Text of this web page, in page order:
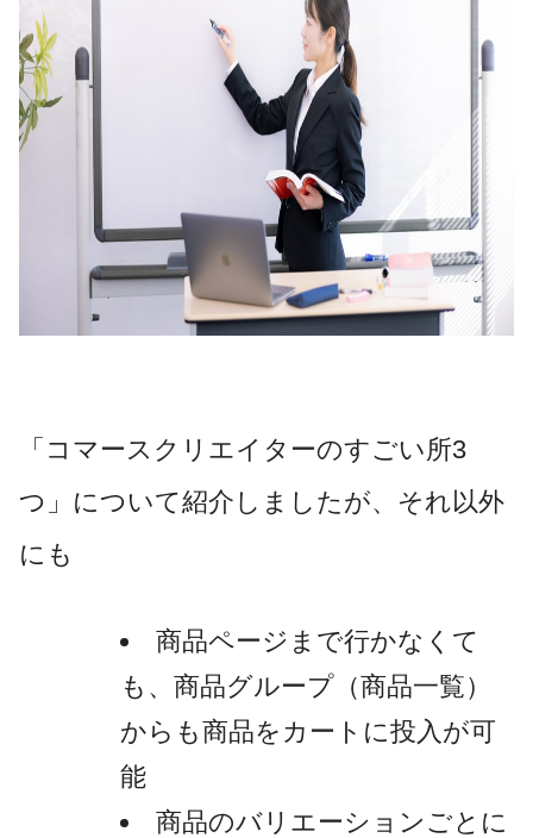
「コマースクリエイターのすごい所3
つ」について紹介しましたが、それ以外
にも
商品ページまで行かなくて
も、商品グループ（商品一覧）
からも商品をカートに投入が可
能
商品のバリエーションごとに